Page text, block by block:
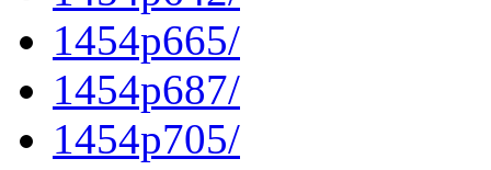
1454p665/
1454p687/
1454p705/